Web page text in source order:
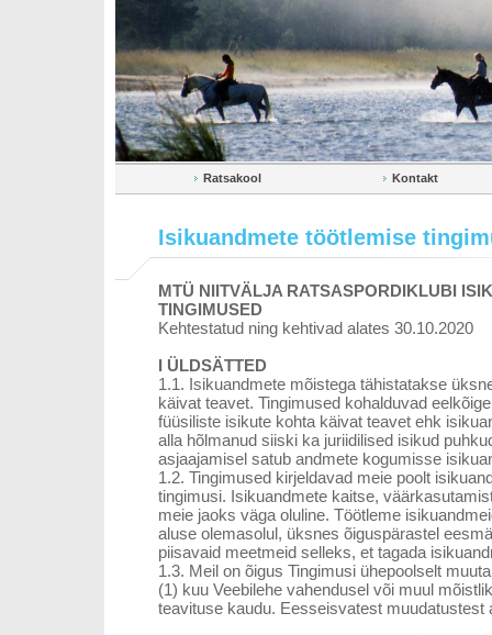
Ratsakool Kontakt
Isikuandmete töötlemise
MTÜ NIITVÄLJA RATSASPORDIKLUBI
TINGIMUSED
Kehtestatud ning kehtivad alates 30.10.2020
I ÜLDSÄTTED
1.1. Isikuandmete mõistega tähistatakse
käivat teavet. Tingimused kohalduvad
füüsiliste isikute kohta käivat teavet ehk
alla hõlmanud siiski ka juriidilised isikud
asjaajamisel satub andmete kogumisse
1.2. Tingimused kirjeldavad meie poolt
tingimusi. Isikuandmete kaitse,
meie jaoks väga oluline. Töötleme
aluse olemasolul, üksnes õiguspärastel
piisavaid meetmeid selleks, et tagada
1.3. Meil on õigus Tingimusi ühepoolselt
(1) kuu Veebilehe vahendusel või muul
teavituse kaudu. Eesseisvatest muudatustest